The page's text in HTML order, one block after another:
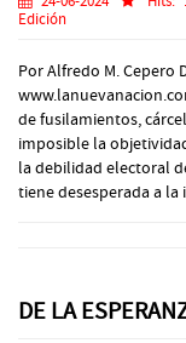
Edición
Por Alfredo M. Cepero
de fusilamientos,
imposible la
la debilidad electoral
tiene desesperada a la
DE LA